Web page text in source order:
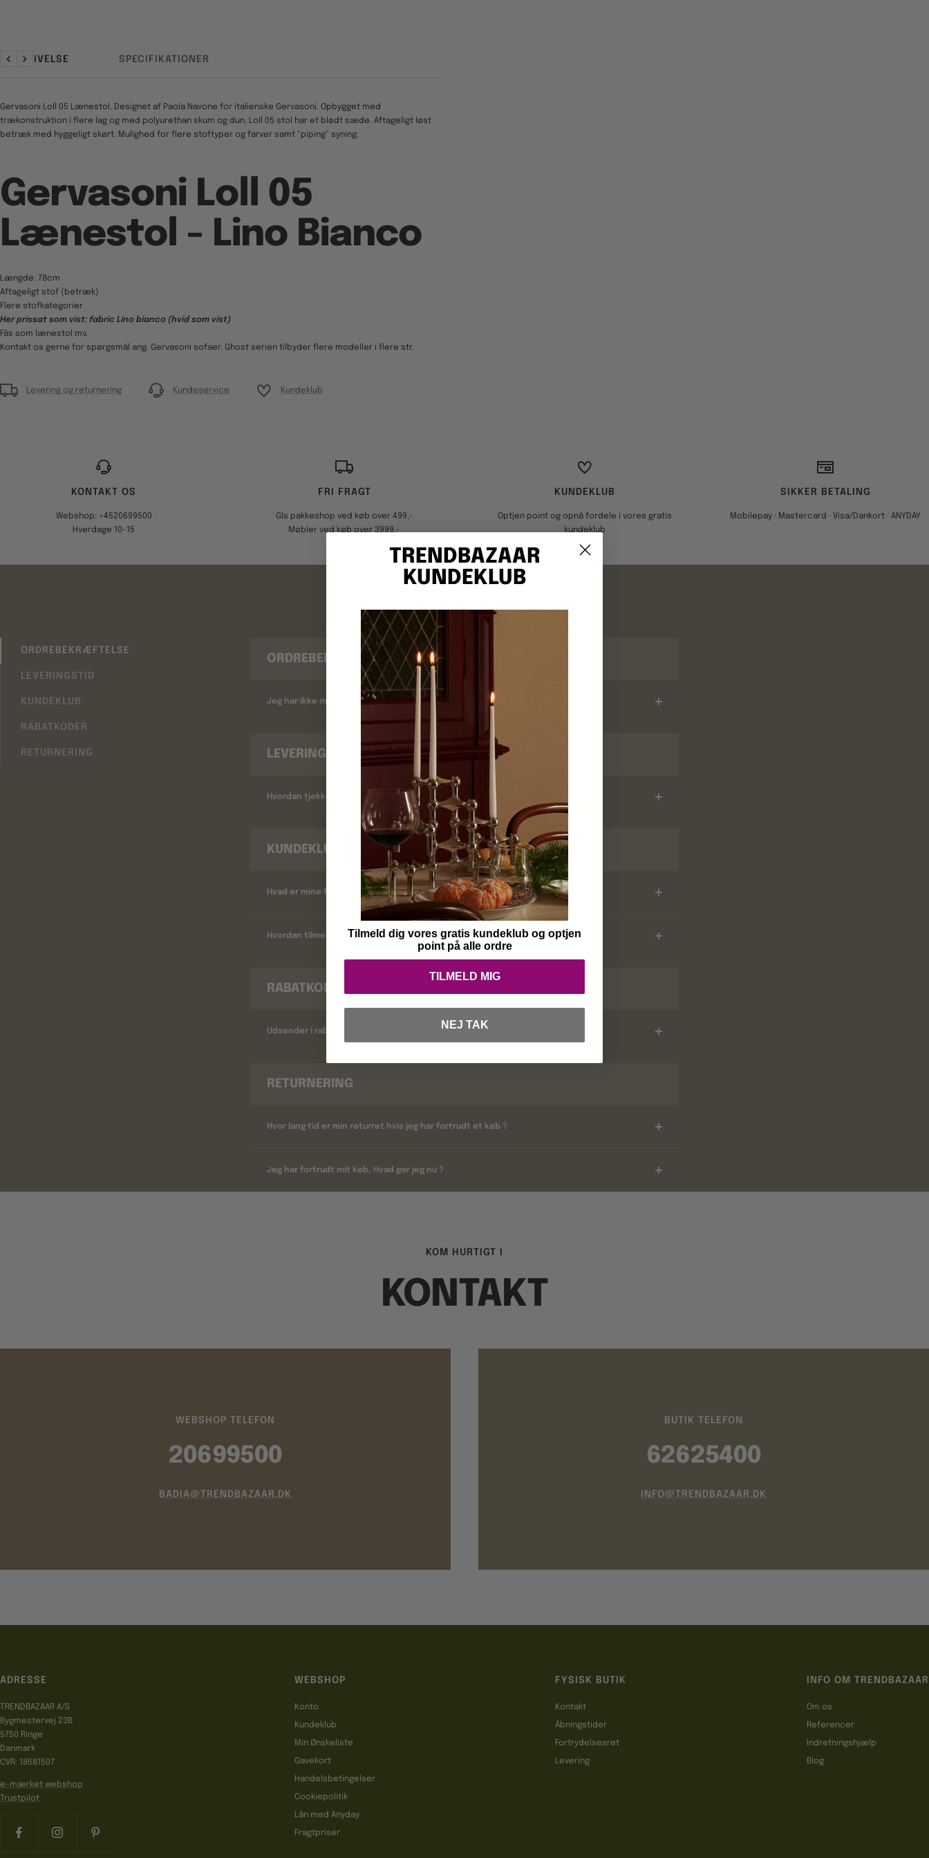
BESKRIVELSE SPECIFIKATIONER
ForrigeNæste
Gervasoni Loll 05 Lænestol. Designet af Paola Navone for italienske Gervasoni. Opbygget med
trækonstruktion i flere lag og med polyurethan skum og dun. Loll 05 stol har et blødt sæde. Aftageligt løst
betræk med hyggeligt skørt. Mulighed for flere stoftyper og farver samt "piping" syning.
Gervasoni Loll 05
Lænestol - Lino Bianco
Længde: 78cm
Aftageligt stof (betræk)
Flere stofkategorier
Her prissat som vist: fabric Lino bianco (hvid som vist)
Fås som lænestol mv.
Kontakt os gerne for spørgsmål ang. Gervasoni sofaer. Ghost serien tilbyder flere modeller i flere str.
Levering og returnering Kundeservice Kundeklub
KONTAKT OS
Webshop: +4520699500
Hverdage 10-15
FRI FRAGT
Gls pakkeshop ved køb over 499,-
Møbler ved køb over 3999,-
KUNDEKLUB
Optjen point og opnå fordele i vores gratis
kundeklub
SIKKER BETALING
Mobilepay · Mastercard · Visa/Dankort · ANYDAY
FAQ
ORDREBEKRÆFTELSE
LEVERINGSTID
KUNDEKLUB
RABATKODER
RETURNERING
ORDREBEKRÆFTELSE
Jeg har ikke modtaget en ordrebekræftelse ?
LEVERINGSTID
Hvordan tjekker jeg leveringstid ?
KUNDEKLUB
Hvad er mine fordele ?
Hvordan tilmelder jeg mig ?
RABATKODER
Udsender i rabatkoder ?
RETURNERING
Hvor lang tid er min returret hvis jeg har fortrudt et køb ?
Jeg har fortrudt mit køb, Hvad gør jeg nu ?
KOM HURTIGT I
KONTAKT
WEBSHOP TELEFON
20699500
BADIA@TRENDBAZAAR.DK
BUTIK TELEFON
62625400
INFO@TRENDBAZAAR.DK
ADRESSE
TRENDBAZAAR A/S
Bygmestervej 23B
5750 Ringe
Danmark
CVR: 18581507
e-mærket webshop
Trustpilot
WEBSHOP
Konto
Kundeklub
Min Ønskeliste
Gavekort
Handelsbetingelser
Cookiepolitik
Lån med Anyday
Fragtpriser
FYSISK BUTIK
Kontakt
Åbningstider
Fortrydelsesret
Levering
INFO OM TRENDBAZAAR
Om os
Referencer
Indretningshjælp
Blog
TRENDBAZAAR
KUNDEKLUB
Tilmeld dig vores gratis kundeklub og optjen
point på alle ordre
TILMELD MIG
NEJ TAK